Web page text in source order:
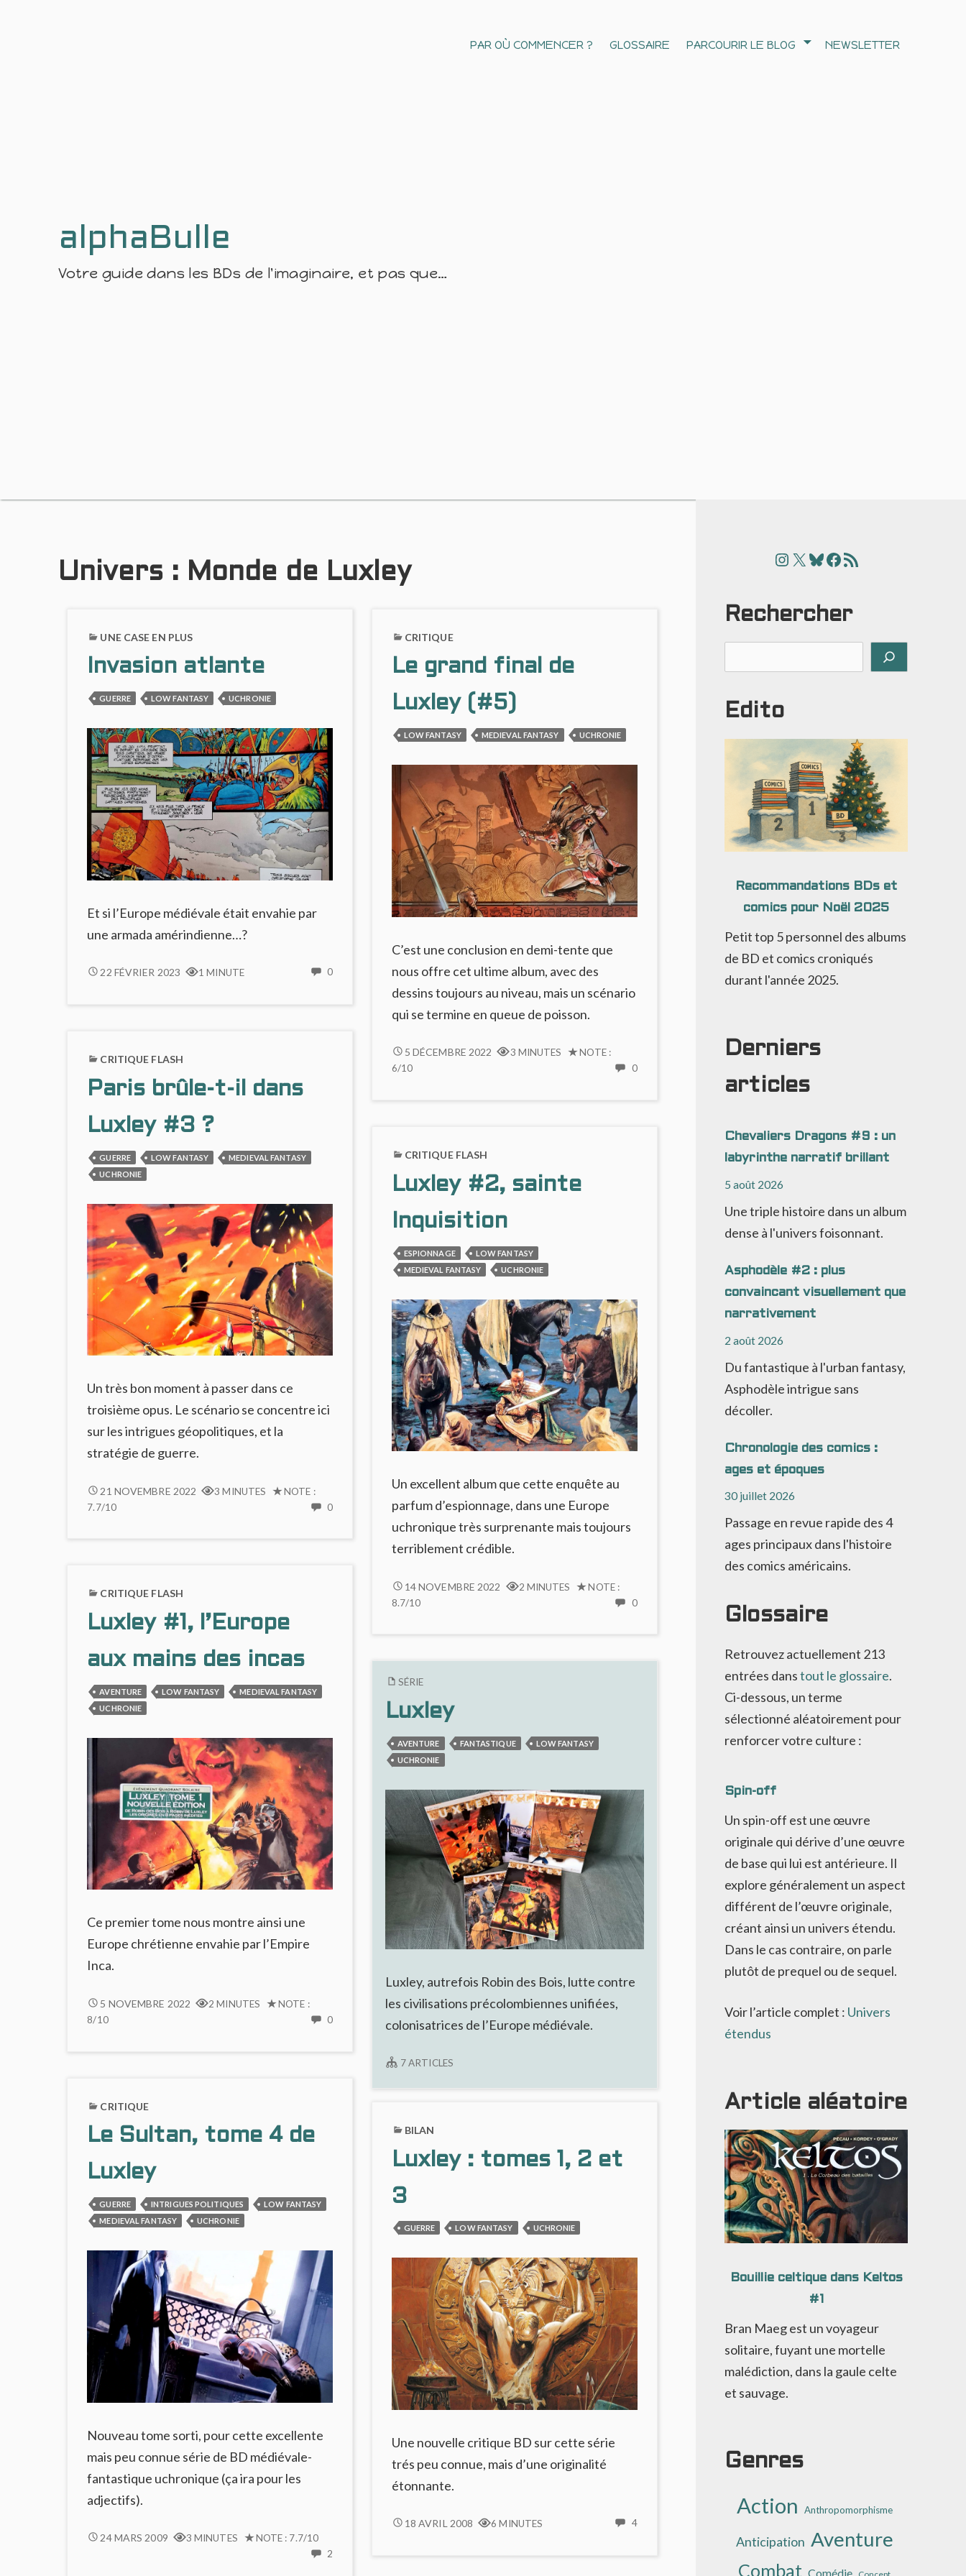
alphaBulle
Votre guide dans les BDs de l'imaginaire, et pas que…
PAR OÙ COMMENCER ? GLOSSAIRE PARCOURIR LE BLOG NEWSLETTER
Univers : Monde de Luxley
UNE CASE EN PLUS
Invasion atlante
GUERRE LOW FANTASY UCHRONIE
Et si l’Europe médiévale était envahie par
une armada amérindienne…?
INVASION
22 FÉVRIER 2023 1 MINUTE 0NO
CRITIQUE
Le grand final de
Luxley (#5)
LOW FANTASY MEDIEVAL FANTASY UCHRONIE
C’est une conclusion en demi-tente que
nous offre cet ultime album, avec des
dessins toujours au niveau, mais un scénario
qui se termine en queue de poisson.
LE
GRAND
5 DÉCEMBRE 2022 3 MINUTES
NOTE :
6/10
0NO
CRITIQUE FLASH
Paris brûle-t-il dans
Luxley #3 ?
GUERRE LOW FANTASY
MEDIEVAL FANTASY
UCHRONIE
Un très bon moment à passer dans ce
troisième opus. Le scénario se concentre ici
sur les intrigues géopolitiques, et la
stratégie de guerre.
PARIS
BRÛLE-
#3
21 NOVEMBRE 2022 3 MINUTES
NOTE :
7.7/10
0NO
CRITIQUE FLASH
Luxley #2, sainte
Inquisition
ESPIONNAGE
LOW FANTASY
MEDIEVAL FANTASY
UCHRONIE
Un excellent album que cette enquête au
parfum d’espionnage, dans une Europe
uchronique très surprenante mais toujours
terriblement crédible.
LUXLEY
#2,
14 NOVEMBRE 2022 2 MINUTES
NOTE :
8.7/10
0NO
CRITIQUE FLASH
Luxley #1, l’Europe
aux mains des incas
AVENTURE LOW FANTASY
MEDIEVAL FANTASY
UCHRONIE
Ce premier tome nous montre ainsi une
Europe chrétienne envahie par l’Empire
Inca.
LUXLEY
#1,
INCAS
5 NOVEMBRE 2022 2 MINUTES
NOTE :
8/10
0NO
SÉRIE
Luxley
AVENTURE FANTASTIQUE
LOW FANTASY
UCHRONIE
Luxley, autrefois Robin des Bois, lutte contre
les civilisations précolombiennes unifiées,
colonisatrices de l’Europe médiévale.
7 ARTICLES
CRITIQUE
Le Sultan, tome 4 de
Luxley
GUERRE INTRIGUES POLITIQUES
LOW FANTASY
MEDIEVAL FANTASY
UCHRONIE
Nouveau tome sorti, pour cette excellente
mais peu connue série de BD médiévale-
fantastique uchronique (ça ira pour les
adjectifs).
LE 24 MARS 2009 3 MINUTES
NOTE : 7.7/10
2
BILAN
Luxley : tomes 1, 2 et
3
GUERRE LOW FANTASY UCHRONIE
Une nouvelle critique BD sur cette série
trés peu connue, mais d’une originalité
étonnante.
LUXLEY
18 AVRIL 2008 6 MINUTES 44
Instagram
X Bluesky
Facebook
Articles
Rechercher
Edito
Recommandations BDs et
comics pour Noël 2025
Petit top 5 personnel des albums
de BD et comics croniqués
durant l'année 2025.
Derniers
articles
Chevaliers Dragons #9 : un
labyrinthe narratif brillant
5 août 2026
Une triple histoire dans un album
dense à l'univers foisonnant.
Asphodèle #2 : plus
convaincant visuellement que
narrativement
2 août 2026
Du fantastique à l'urban fantasy,
Asphodèle intrigue sans
décoller.
Chronologie des comics :
ages et époques
30 juillet 2026
Passage en revue rapide des 4
ages principaux dans l'histoire
des comics américains.
Glossaire
Retrouvez actuellement 213
entrées danstout le glossaire.
Ci-dessous, un terme
sélectionné aléatoirement pour
renforcer votre culture :
Spin-off
Un spin-off est une œuvre
originale qui dérive d’une œuvre
de base qui lui est antérieure. Il
explore généralement un aspect
différent de l’œuvre originale,
créant ainsi un univers étendu.
Dans le cas contraire, on parle
plutôt de prequel ou de sequel.
Voir l’article complet : Univers
étendus
Article aléatoire
Bouillie celtique dans Keltos
#1
Bran Maeg est un voyageur
solitaire, fuyant une mortelle
malédiction, dans la gaule celte
et sauvage.
Genres
Action Anthropomorphisme
Anticipation Aventure
Combat Comédie